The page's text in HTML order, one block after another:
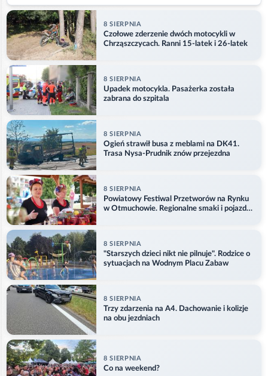
8 SIERPNIA
Czołowe zderzenie dwóch motocykli w
Chrząszczycach. Ranni 15-latek i 26-latek
8 SIERPNIA
Upadek motocykla. Pasażerka została
zabrana do szpitala
8 SIERPNIA
Ogień strawił busa z meblami na DK41.
Trasa Nysa-Prudnik znów przejezdna
8 SIERPNIA
Powiatowy Festiwal Przetworów na Rynku
w Otmuchowie. Regionalne smaki i pojazdy
8 SIERPNIA
"Starszych dzieci nikt nie pilnuje". Rodzice o
sytuacjach na Wodnym Placu Zabaw
8 SIERPNIA
Trzy zdarzenia na A4. Dachowanie i kolizje
na obu jezdniach
8 SIERPNIA
Co na weekend?